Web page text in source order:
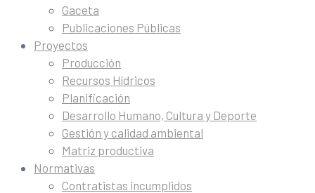
Gaceta
Publicaciones Públicas
Proyectos
Producción
Recursos Hídricos
Planificación
Desarrollo Humano, Cultura y Deporte
Gestión y calidad ambiental
Matriz productiva
Normativas
Contratistas incumplidos